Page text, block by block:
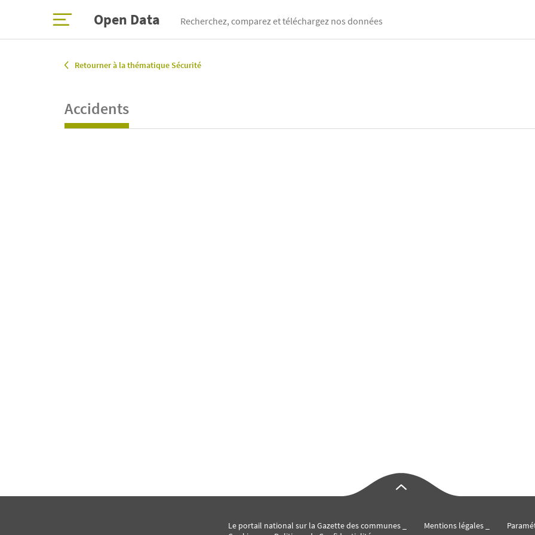
Open Data Recherchez, comparez et téléchargez nos données
Retourner à la thématique Sécurité
Accidents
Le portail national sur la Gazette des communes Mentions légales